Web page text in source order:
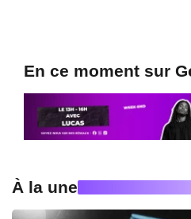
En ce moment sur
À la une